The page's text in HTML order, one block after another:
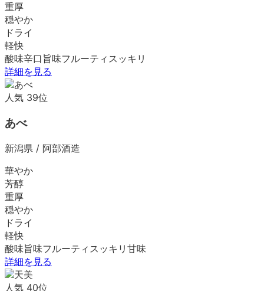
重厚
穏やか
ドライ
軽快
酸味辛口 旨味フルーティ スッキリ
詳細を見る
人気 39位
あべ
新潟県 / 阿部酒造
華やか
芳醇
重厚
穏やか
ドライ
軽快
酸味旨味フルーティ スッキリ 甘味
詳細を見る
人気 40位